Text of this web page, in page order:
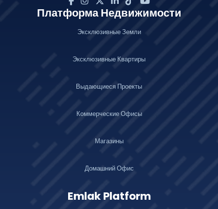
Платформа Недвижимости
Эксклюзивные Земли
Эксклюзивные Квартиры
Выдающиеся Проекты
Коммерческие Офисы
Магазины
Домашний Офис
Emlak Platform